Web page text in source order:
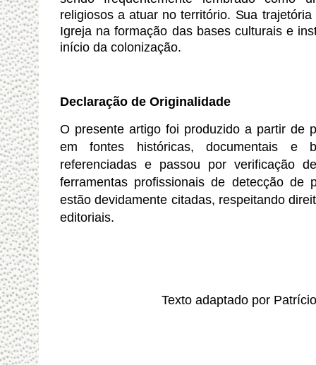
religiosos a atuar no território. Sua
Igreja na formação das bases culturais e
início da colonização.
Declaração de Originalidade
O presente artigo foi produzido a partir de
em fontes históricas, documentais e
referenciadas e passou por verificação
ferramentas profissionais de detecção de
estão devidamente citadas, respeitando
editoriais.
Texto adaptado por